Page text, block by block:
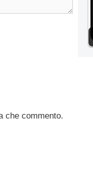
che commento.